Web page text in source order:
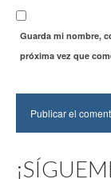
Guarda mi nombre,
próxima vez que